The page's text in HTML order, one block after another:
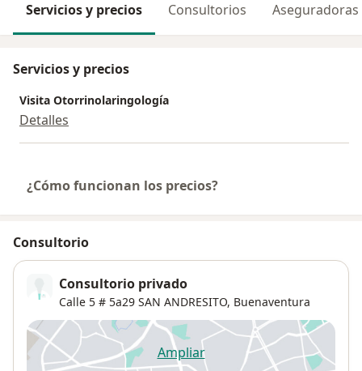
Servicios y precios Consultorios Aseguradoras
Servicios y precios
Visita Otorrinolaringología
Detalles
¿Cómo funcionan los precios?
Consultorio
Consultorio privado
Calle 5 # 5a29 SAN ANDRESITO, Buenaventura
Ampliarse abre en una nueva